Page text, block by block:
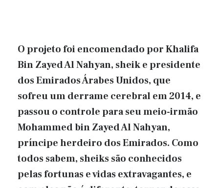
O projeto foi encomendado por Khalifa
Bin Zayed Al Nahyan, sheik e presidente
dos Emirados Árabes Unidos, que
sofreu um derrame cerebral em 2014, e
passou o controle para seu meio-irmão
Mohammed bin Zayed Al Nahyan,
príncipe herdeiro dos Emirados. Como
todos sabem, sheiks são conhecidos
pelas fortunas e vidas extravagantes, e